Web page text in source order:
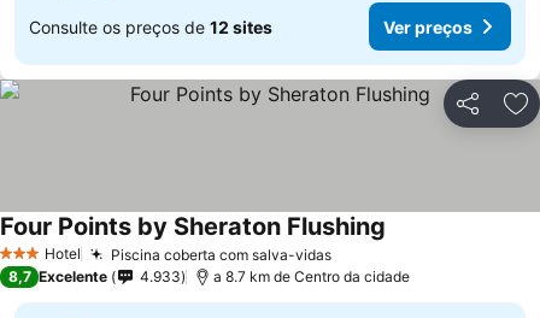
Consulte os preços de 12 sites Ver preços
Partilhar
3 EstrelasHotel Piscina coberta com salva-vidas
Four Points by Sheraton Flushing
8,7 Excelente 4.933 a 8.7 km de Centro da cidade